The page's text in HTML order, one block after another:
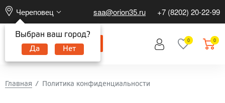
Череповец
Выбран ваш город?
Да Нет
saa@orion35.ru +7 (8202) 20-22-99
0 0
Главная Политика конфиденциальности